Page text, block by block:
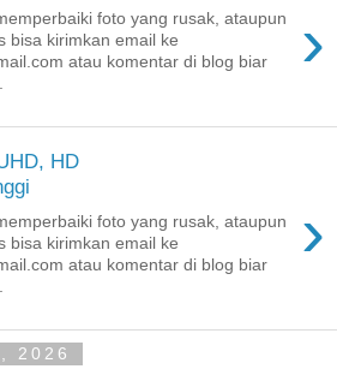
›
foto yang rusak, ataupun
bisa kirimkan email ke
atau komentar di blog biar
HD
›
foto yang rusak, ataupun
bisa kirimkan email ke
atau komentar di blog biar
2026